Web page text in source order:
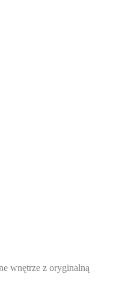
wnętrze z oryginalną